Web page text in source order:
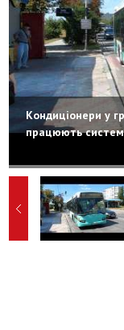
Кондиціонери у
працюють